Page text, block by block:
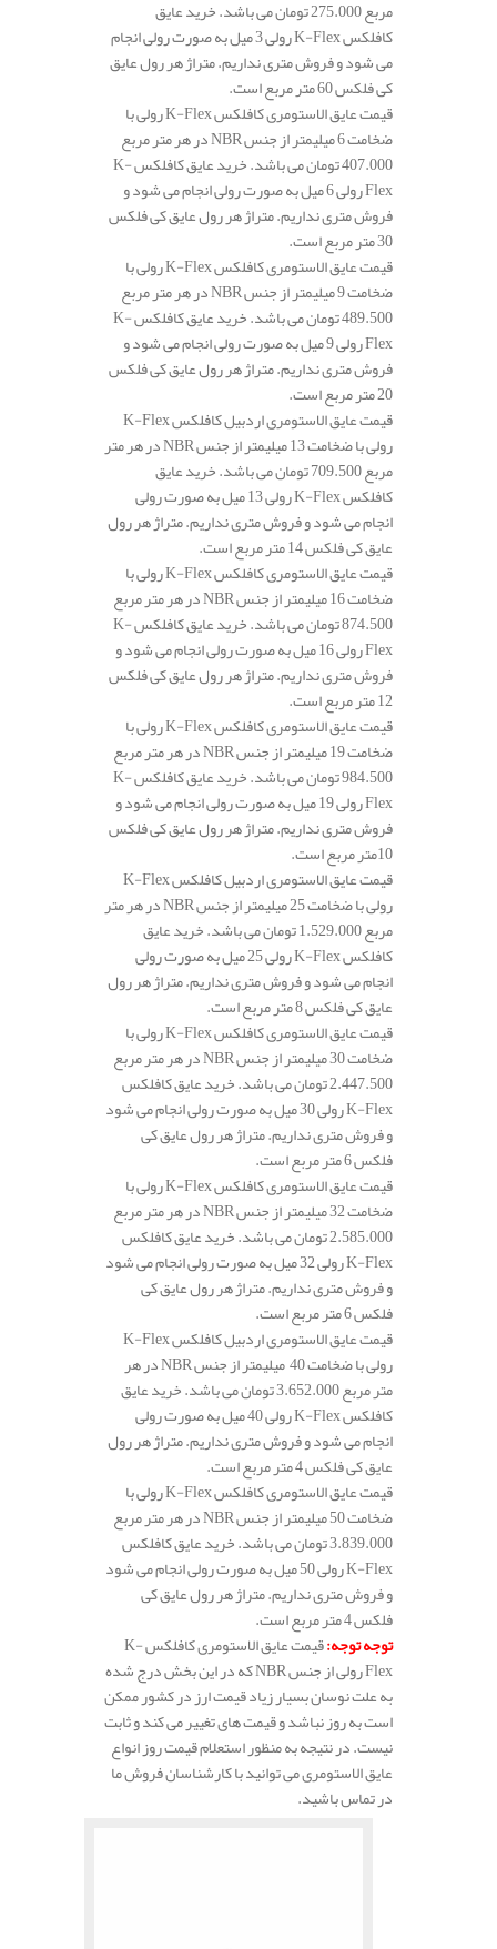
مربع 275.000 تومان می باشد. خرید عایق
کافلکس K-Flex رولی 3 میل به صورت رولی انجام
می شود و فروش متری نداریم. متراژ هر رول عایق
کی فلکس 60 متر مربع است.
قیمت عایق الاستومری کافلکس K-Flex رولی با
ضخامت 6 میلیمتر از جنس NBR در هر متر مربع
407.000 تومان می باشد. خرید عایق کافلکس K-
Flex رولی 6 میل به صورت رولی انجام می شود و
فروش متری نداریم. متراژ هر رول عایق کی فلکس
30 متر مربع است.
قیمت عایق الاستومری کافلکس K-Flex رولی با
ضخامت 9 میلیمتر از جنس NBR در هر متر مربع
489.500 تومان می باشد. خرید عایق کافلکس K-
Flex رولی 9 میل به صورت رولی انجام می شود و
فروش متری نداریم. متراژ هر رول عایق کی فلکس
20 متر مربع است.
قیمت عایق الاستومری اردبیل کافلکس K-Flex
رولی با ضخامت 13 میلیمتر از جنس NBR در هر متر
مربع 709.500 تومان می باشد. خرید عایق
کافلکس K-Flex رولی 13 میل به صورت رولی
انجام می شود و فروش متری نداریم. متراژ هر رول
عایق کی فلکس 14 متر مربع است.
قیمت عایق الاستومری کافلکس K-Flex رولی با
ضخامت 16 میلیمتر از جنس NBR در هر متر مربع
874.500 تومان می باشد. خرید عایق کافلکس K-
Flex رولی 16 میل به صورت رولی انجام می شود و
فروش متری نداریم. متراژ هر رول عایق کی فلکس
12 متر مربع است.
قیمت عایق الاستومری کافلکس K-Flex رولی با
ضخامت 19 میلیمتر از جنس NBR در هر متر مربع
984.500 تومان می باشد. خرید عایق کافلکس K-
Flex رولی 19 میل به صورت رولی انجام می شود و
فروش متری نداریم. متراژ هر رول عایق کی فلکس
10متر مربع است.
قیمت عایق الاستومری اردبیل کافلکس K-Flex
رولی با ضخامت 25 میلیمتر از جنس NBR در هر متر
مربع 1.529.000 تومان می باشد. خرید عایق
کافلکس K-Flex رولی 25 میل به صورت رولی
انجام می شود و فروش متری نداریم. متراژ هر رول
عایق کی فلکس 8 متر مربع است.
قیمت عایق الاستومری کافلکس K-Flex رولی با
ضخامت 30 میلیمتر از جنس NBR در هر متر مربع
2.447.500 تومان می باشد. خرید عایق کافلکس
K-Flex رولی 30 میل به صورت رولی انجام می شود
و فروش متری نداریم. متراژ هر رول عایق کی
فلکس 6 متر مربع است.
قیمت عایق الاستومری کافلکس K-Flex رولی با
ضخامت 32 میلیمتر از جنس NBR در هر متر مربع
2.585.000 تومان می باشد. خرید عایق کافلکس
K-Flex رولی 32 میل به صورت رولی انجام می شود
و فروش متری نداریم. متراژ هر رول عایق کی
فلکس 6 متر مربع است.
قیمت عایق الاستومری اردبیل کافلکس K-Flex
رولی با ضخامت 40 میلیمتر از جنس NBR در هر
متر مربع 3.652.000 تومان می باشد. خرید عایق
کافلکس K-Flex رولی 40 میل به صورت رولی
انجام می شود و فروش متری نداریم. متراژ هر رول
عایق کی فلکس 4 متر مربع است.
قیمت عایق الاستومری کافلکس K-Flex رولی با
ضخامت 50 میلیمتر از جنس NBR در هر متر مربع
3.839.000 تومان می باشد. خرید عایق کافلکس
K-Flex رولی 50 میل به صورت رولی انجام می شود
و فروش متری نداریم. متراژ هر رول عایق کی
فلکس 4 متر مربع است.
توجه توجه:
قیمت عایق الاستومری کافلکس K-
Flex رولی از جنس NBR که در این بخش درج شده
به علت نوسان بسیار زیاد قیمت ارز در کشور ممکن
است به روز نباشد و قیمت های تغییر می کند و ثابت
نیست. در نتیجه به منظور استعلام قیمت روز انواع
عایق الاستومری می توانید با کارشناسان فروش ما
در تماس باشید.